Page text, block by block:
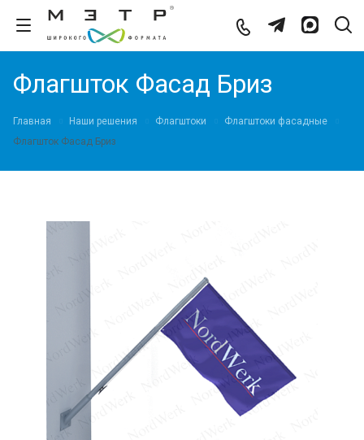
Флагшток Фасад Бриз
Главная Наши решения Флагштоки
Флагштоки фасадные
Флагшток Фасад Бриз